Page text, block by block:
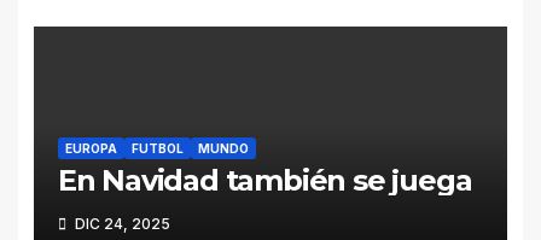
EUROPA FUTBOL MUNDO
En Navidad también se juega
DIC 24, 2025